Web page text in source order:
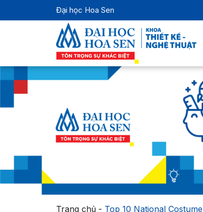
Đại học Hoa Sen
Trang chủ- Top 10 National Costume